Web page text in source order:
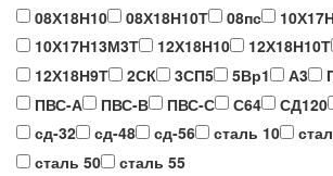
08Х18Н10
08Х18Н10Т 08пс
10Х17Н13М3Т
12Х18Н10 12Х18Н10Т
12Х18Н9Т
2СК 3СП5 5Вр1 А3
ПВС-А
ПВС-В ПВС-С С64 СД120
сд-32
сд-48 сд-56 сталь 10
сталь 50
сталь 55